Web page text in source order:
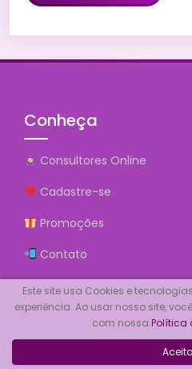
Conheça
Consultores Online
Cadastre-se
Promoções
Contato
Comprar Créditos
Pólítica de Privacidade
Este site usa Cookies e
experiência. Ao usar nosso site,
com nossa Política